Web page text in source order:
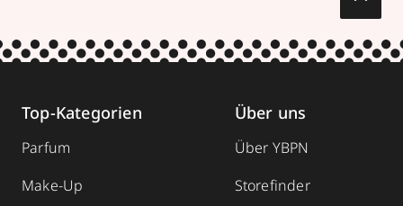
Top-Kategorien
Parfum
Make-Up
Über uns
Über YBPN
Storefinder